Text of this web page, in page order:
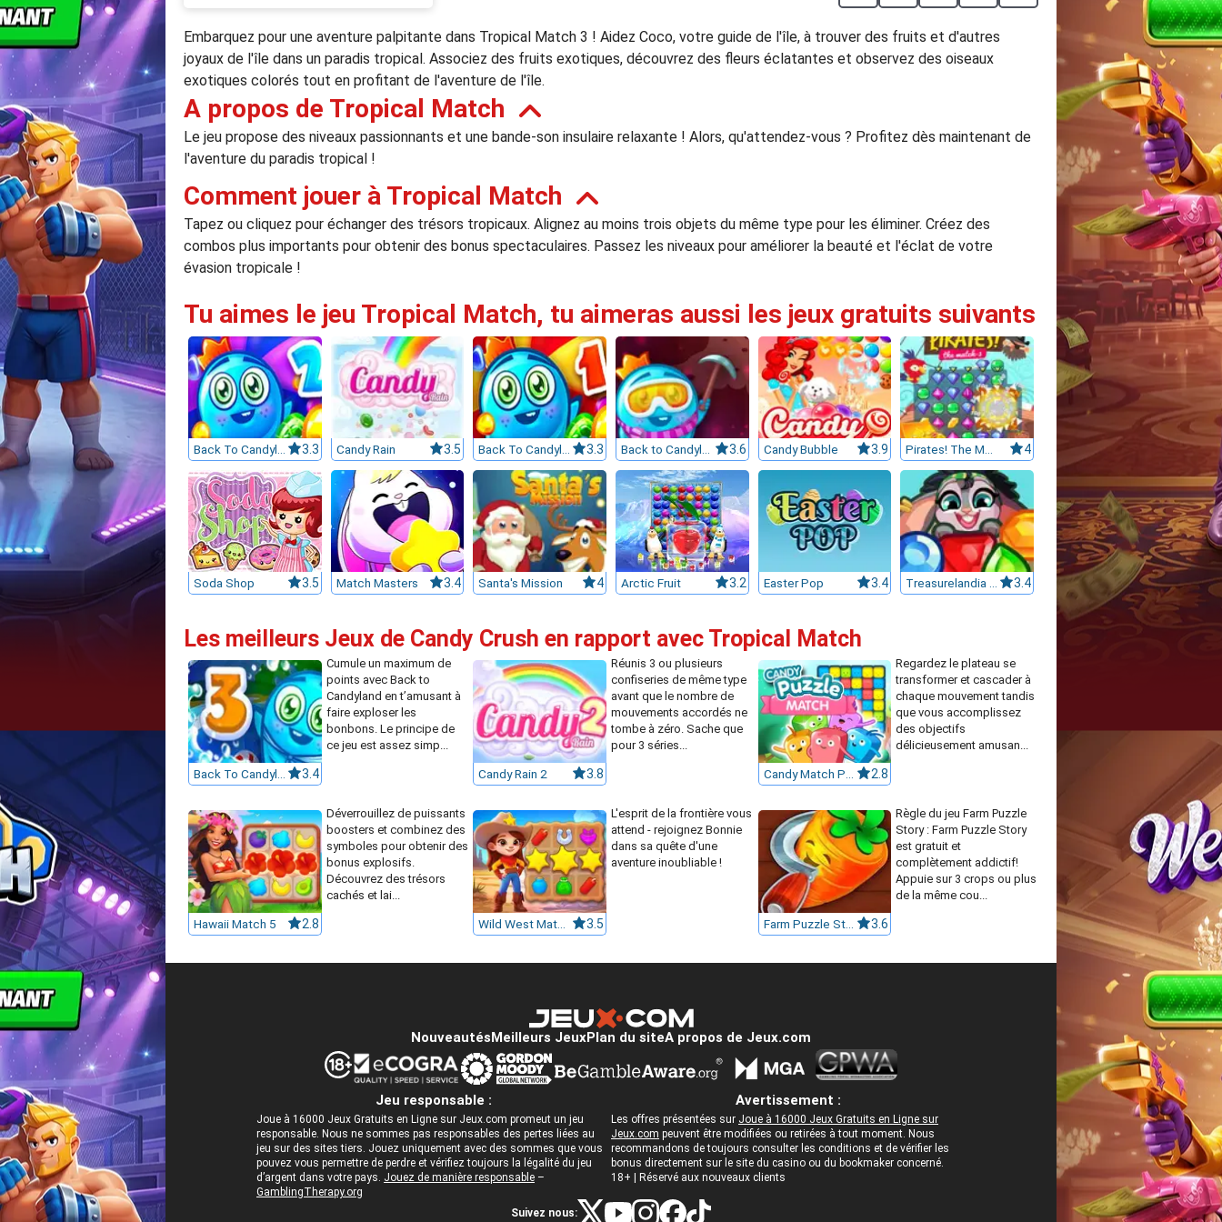
Embarquez pour une aventure palpitante dans Tropical Match 3 ! Aidez Coco, votre guide de l'île, à trouver des fruits et d'autres
joyaux de l'île dans un paradis tropical. Associez des fruits exotiques, découvrez des fleurs éclatantes et observez des oiseaux
exotiques colorés tout en profitant de l'aventure de l'île.
A propos de Tropical Match
Le jeu propose des niveaux passionnants et une bande-son insulaire relaxante ! Alors, qu'attendez-vous ? Profitez dès maintenant de
l'aventure du paradis tropical !
Comment jouer à Tropical Match
Tapez ou cliquez pour échanger des trésors tropicaux. Alignez au moins trois objets du même type pour les éliminer. Créez des
combos plus importants pour obtenir des bonus spectaculaires. Passez les niveaux pour améliorer la beauté et l'éclat de votre
évasion tropicale !
Tu aimes le jeu Tropical Match, tu aimeras aussi les jeux gratuits suivants
Back To Candyland 2 3.3 Candy Rain 3.5 Back To Candyland : Episode 1 3.3 Back to Candyland 5: Choco Mountain 3.6 Candy Bubble 3.9 Pirates! The Match-3 4
Soda Shop 3.5 Match Masters 3.4 Santa's Mission 4 Arctic Fruit 3.2 Easter Pop 3.4 Treasurelandia - Pocket Pirates 3.4
Les meilleurs Jeux de Candy Crush en rapport avec Tropical Match
3.4
Cumule un maximum de
points avec Back to
Candyland en t’amusant à
faire exploser les
bonbons. Le principe de
ce jeu est assez simp...
Candy Rain 2 3.8
Réunis 3 ou plusieurs
confiseries de même type
avant que le nombre de
mouvements accordés ne
tombe à zéro. Sache que
pour 3 séries...
2.8
Regardez le plateau se
transformer et cascader à
chaque mouvement tandis
que vous accomplissez
des objectifs
délicieusement amusan...
Hawaii Match 5 2.8
Déverrouillez de puissants
boosters et combinez des
symboles pour obtenir des
bonus explosifs.
Découvrez des trésors
cachés et lai...
3.5
L'esprit de la frontière vous
attend - rejoignez Bonnie
dans sa quête d'une
aventure inoubliable !
Farm Puzzle Story 3.6
Règle du jeu Farm Puzzle
Story : Farm Puzzle Story
est gratuit et
complètement addictif!
Appuie sur 3 crops ou plus
de la même cou...
Nouveautés Meilleurs JeuxPlan du siteA propos de Jeux.com
Jeu responsable :
Joue à 16000 Jeux Gratuits en Ligne sur Jeux.com promeut un jeu
responsable. Nous ne sommes pas responsables des pertes liées au
jeu sur des sites tiers. Jouez uniquement avec des sommes que vous
pouvez vous permettre de perdre et vérifiez toujours la légalité du jeu
d’argent dans votre pays. Jouez de manière responsable –
GamblingTherapy.org
Avertissement :
Les offres présentées sur Joue à 16000 Jeux Gratuits en Ligne sur
Jeux.com peuvent être modifiées ou retirées à tout moment. Nous
recommandons de toujours consulter les conditions et de vérifier les
bonus directement sur le site du casino ou du bookmaker concerné.
18+ | Réservé aux nouveaux clients
Suivez nous: